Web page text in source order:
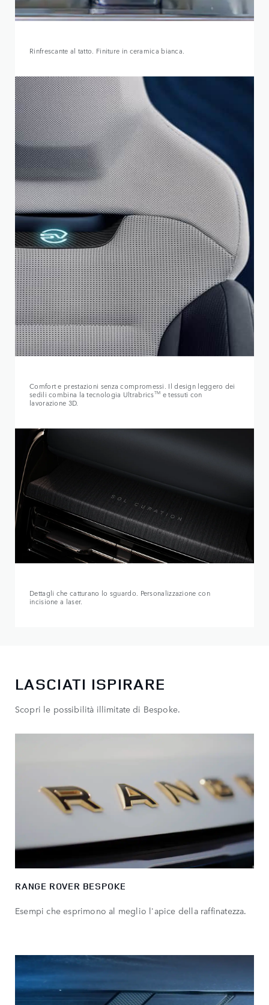
Rinfrescante al tatto. Finiture in ceramica bianca.
Comfort e prestazioni senza compromessi. Il design leggero dei
sedili combina la tecnologia UltrabricsTM e tessuti con
lavorazione 3D.
Dettagli che catturano lo sguardo. Personalizzazione con
incisione a laser.
LASCIATI ISPIRARE
Scopri le possibilità illimitate di Bespoke.
RANGE ROVER BESPOKE
Esempi che esprimono al meglio l'apice della raffinatezza.